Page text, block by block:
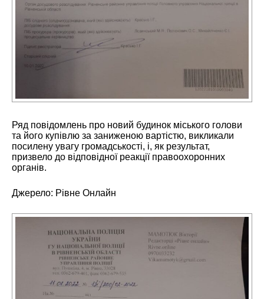
Ряд повідомлень про новий будинок міського голови
та його купівлю за заниженою вартістю, викликали
посилену увагу громадськості, і, як результат,
призвело до відповідної реакції правоохоронних
органів.
Джерело: Рівне Онлайн